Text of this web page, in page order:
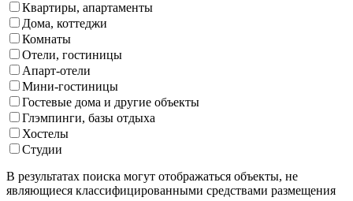
Квартиры, апартаменты
Дома, коттеджи
Комнаты
Отели, гостиницы
Апарт-отели
Мини-гостиницы
Гостевые дома и другие объекты
Глэмпинги, базы отдыха
Хостелы
Студии
В результатах поиска могут отображаться объекты, не
являющиеся классифицированными средствами размещения